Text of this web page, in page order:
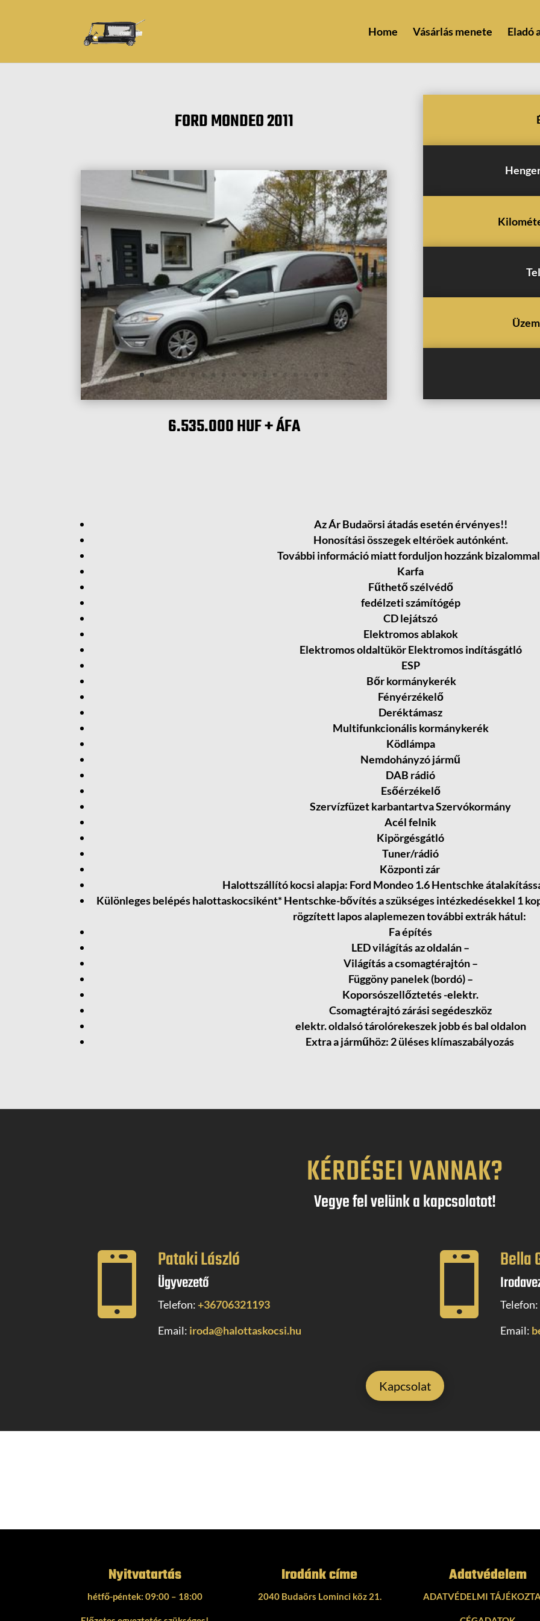
Home Vásárlás menete Eladó
FORD MONDEO 2011
6.535.000 HUF+ ÁFA
Az Ár Budaörsi átadás esetén érvényes!!
Honosítási összegek eltéröek autónként.
További információ miatt forduljon hozzánk
Karfa
Fűthető szélvédő
fedélzeti számítógép
CD lejátszó
Elektromos ablakok
Elektromos oldaltükör Elektromosindításgátló
ESP
Bőr kormánykerék
Fényérzékelő
Deréktámasz
Multifunkcionális kormánykerék
Ködlámpa
Nemdohányzó jármű
DAB rádió
Esőérzékelő
Szervízfüzet karbantartva Szervókormány
Acél felnik
Kipörgésgátló
Tuner/rádió
Központi zár
Halottszállító kocsi alapja: Ford Mondeo 1.6 Hentschke
Különleges belépés halottaskocsiként* Hentschke-bővítés a szükséges intézkedésekkel 1
rögzített lapos alaplemezen további extrák hátul:
Fa építés
LED világítás az oldalán –
Világítás a csomagtérajtón –
Függöny panelek (bordó) –
Koporsószellőztetés -elektr.
Csomagtérajtó zárási segédeszköz
elektr. oldalsó tárolórekeszek jobb és bal oldalon
Extra a járműhöz: 2 üléses klímaszabályozás
KÉRDÉSEI VANNAK?
Vegye fel velünk a kapcsolatot!
 Pataki László
Ügyvezető
Telefon:+36706321193
Email: iroda@halottaskocsi.hu
 Bella
Telefon:
Email:
Kapcsolat
Nyitvatartás
hétfő-péntek: 09:00 – 18:00
Irodánk címe
2040 Budaörs Lominci köz 21.
Adatvédelem
ADATVÉDELMI